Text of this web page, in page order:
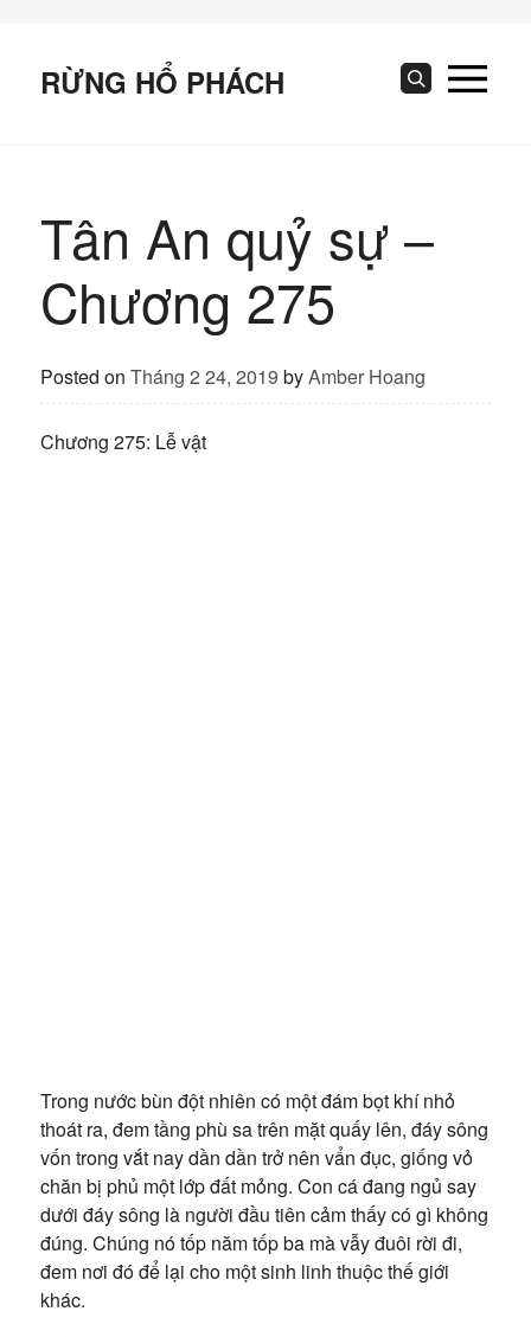
contentRỪNG HỔ PHÁCH Search
Tân An quỷ sự –
Chương 275
Posted on Tháng 2 24, 2019 byAmber Hoang
Chương 275: Lễ vật
Trong nước bùn đột nhiên có một đám bọt khí nhỏ
thoát ra, đem tầng phù sa trên mặt quấy lên, đáy sông
vốn trong vắt nay dần dần trở nên vẩn đục, giống vỏ
chăn bị phủ một lớp đất mỏng. Con cá đang ngủ say
dưới đáy sông là người đầu tiên cảm thấy có gì không
đúng. Chúng nó tốp năm tốp ba mà vẫy đuôi rời đi,
đem nơi đó để lại cho một sinh linh thuộc thế giới
khác.